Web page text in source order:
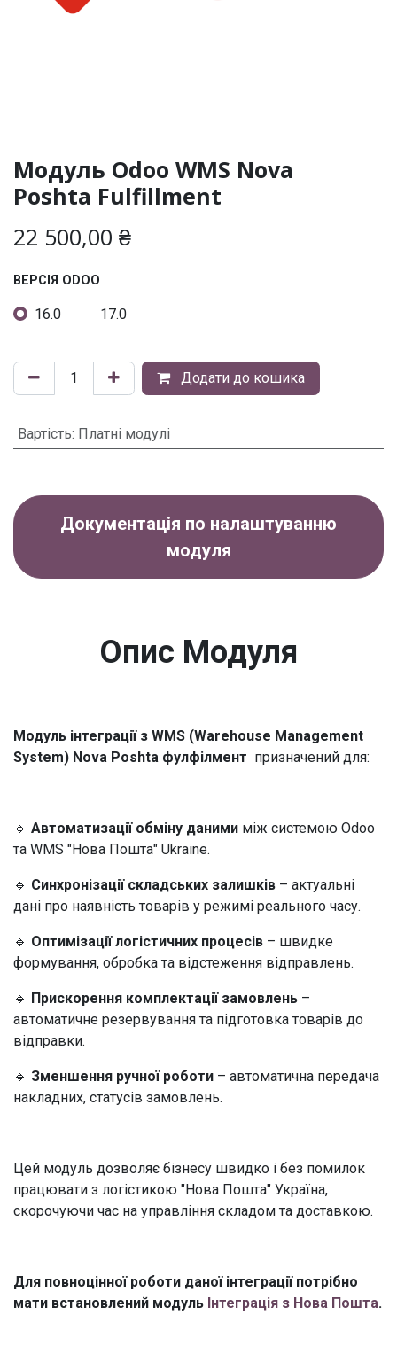
Модуль Odoo WMS Nova
Poshta Fulfillment
22 500,00 ₴
ВЕРСІЯ ODOO
16.0 17.0
Додати до кошика
Вартість: Платні модулі
Документація по налаштуванню
модуля
Опис Модуля
​Модуль інтеграції з WMS (Warehouse Management
System) Nova Poshta фулфілмент призначений для:
🔹 Автоматизації обміну даними між системою Odoo
та WMS "Нова Пошта" Ukraine.
🔹 Синхронізації складських залишків – актуальні
дані про наявність товарів у режимі реального часу.
🔹 Оптимізації логістичних процесів – швидке
формування, обробка та відстеження відправлень.
🔹 Прискорення комплектації замовлень –
автоматичне резервування та підготовка товарів до
відправки.
🔹 Зменшення ручної роботи – автоматична передача
накладних, статусів замовлень.
​Цей модуль дозволяє бізнесу швидко і без помилок
працювати з логістикою "Нова Пошта" Україна,
скорочуючи час на управління складом та доставкою.
Для повноцінної роботи даної інтеграції потрібно
мати встановлений модуль Інтеграція з Нова Пошта.